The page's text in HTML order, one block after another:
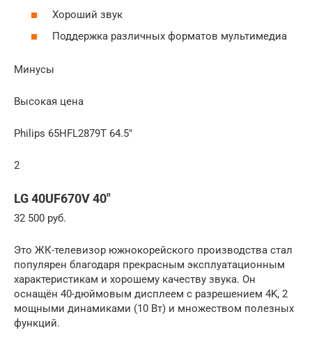
Хороший звук
Поддержка различных форматов мультимедиа
Минусы
Высокая цена
Philips 65HFL2879T 64.5″
2
LG 40UF670V 40″
32 500 руб.
Это ЖК-телевизор южнокорейского производства стал
популярен благодаря прекрасным эксплуатационным
характеристикам и хорошему качеству звука. Он
оснащён 40-дюймовым дисплеем с разрешением 4K, 2
мощными динамиками (10 Вт) и множеством полезных
функций.